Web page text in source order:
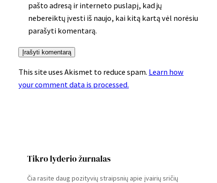
pašto adresą ir interneto puslapį, kad jų
nebereiktų įvesti iš naujo, kai kitą kartą vėl norėsiu
parašyti komentarą.
This site uses Akismet to reduce spam. Learn how
your comment data is processed.
Tikro lyderio žurnalas
Čia rasite daug pozityvių straipsnių apie įvairių sričių